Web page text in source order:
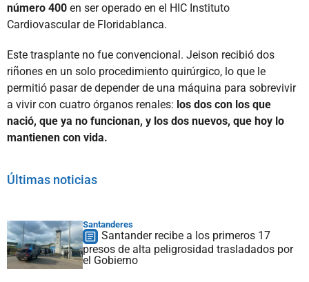
número 400 en ser operado en el HIC Instituto
Cardiovascular de Floridablanca.
Este trasplante no fue convencional. Jeison recibió dos
riñones en un solo procedimiento quirúrgico, lo que le
permitió pasar de depender de una máquina para sobrevivir
a vivir con cuatro órganos renales: los dos con los que
nació, que ya no funcionan, y los dos nuevos, que hoy lo
mantienen con vida.
Últimas noticias
Santanderes
Santander recibe a los primeros 17
presos de alta peligrosidad trasladados por
el Gobierno